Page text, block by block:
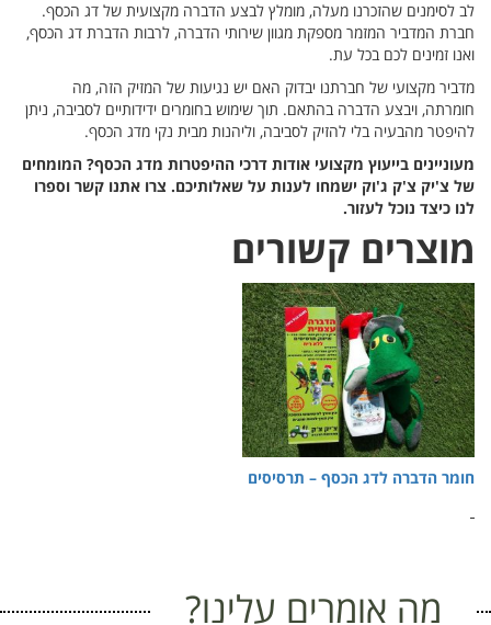
לב לסימנים שהזכרנו מעלה, מומלץ לבצע הדברה מקצועית של דג הכסף.
חברת המדביר המזמר מספקת מגוון שירותי הדברה, לרבות הדברת דג הכסף,
ואנו זמינים לכם בכל עת.
מדביר מקצועי של חברתנו יבדוק האם יש נגיעות של המזיק הזה, מה
חומרתה, ויבצע הדברה בהתאם. תוך שימוש בחומרים ידידותיים לסביבה, ניתן
להיפטר מהבעיה בלי להזיק לסביבה, וליהנות מבית נקי מדג הכסף.
מעוניינים בייעוץ מקצועי אודות דרכי ההיפטרות מדג הכסף? המומחים
של צ'יק צ'ק ג'וק ישמחו לענות על שאלותיכם. צרו אתנו קשר וספרו
לנו כיצד נוכל לעזור.
מוצרים קשורים
חומר הדברה לדג הכסף – תרסיסים
מה אומרים עלינו?